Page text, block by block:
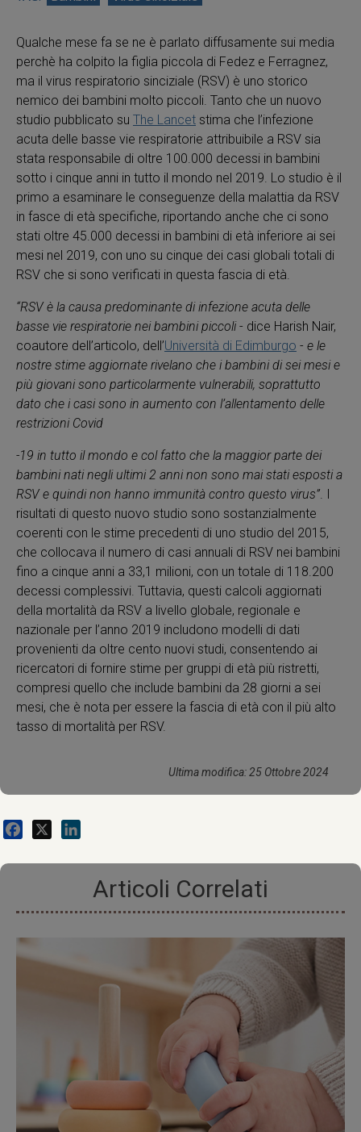
Ultima modifica: 25 Ottobre 2024
Qualche mese fa se ne è parlato diffusamente sui media
perchè ha colpito la figlia piccola di Fedez e Ferragnez,
ma il virus respiratorio sinciziale (RSV) è uno storico
nemico dei bambini molto piccoli. Tanto che un nuovo
studio pubblicato su The Lancet stima che l’infezione
acuta delle basse vie respiratorie attribuibile a RSV sia
stata responsabile di oltre 100.000 decessi in bambini
sotto i cinque anni in tutto il mondo nel 2019. Lo studio è il
primo a esaminare le conseguenze della malattia da RSV
in fasce di età specifiche, riportando anche che ci sono
stati oltre 45.000 decessi in bambini di età inferiore ai sei
mesi nel 2019, con uno su cinque dei casi globali totali di
RSV che si sono verificati in questa fascia di età.
“RSV è la causa predominante di infezione acuta delle
basse vie respiratorie nei bambini piccoli- dice Harish Nair,
coautore dell’articolo, dell’Università di Edimburgo - e le
nostre stime aggiornate rivelano che i bambini di sei mesi e
più giovani sono particolarmente vulnerabili, soprattutto
dato che i casi sono in aumento con l’allentamento delle
restrizioni Covid
-19 in tutto il mondo e col fatto che la maggior parte dei
bambini nati negli ultimi 2 anni non sono mai stati esposti a
RSV e quindi non hanno immunità contro questo virus”. I
risultati di questo nuovo studio sono sostanzialmente
coerenti con le stime precedenti di uno studio del 2015,
che collocava il numero di casi annuali di RSV nei bambini
fino a cinque anni a 33,1 milioni, con un totale di 118.200
decessi complessivi. Tuttavia, questi calcoli aggiornati
della mortalità da RSV a livello globale, regionale e
nazionale per l’anno 2019 includono modelli di dati
provenienti da oltre cento nuovi studi, consentendo ai
ricercatori di fornire stime per gruppi di età più ristretti,
compresi quello che include bambini da 28 giorni a sei
mesi, che è nota per essere la fascia di età con il più alto
tasso di mortalità per RSV.
Articoli Correlati